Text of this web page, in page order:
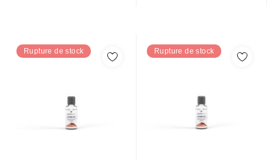
Rupture de stock Rupture de stock